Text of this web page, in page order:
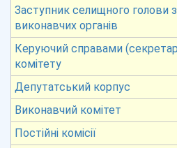
Заступник селищного голови з
виконавчих органів
Керуючий справами
комітету
Депутатський корпус
Виконавчий комітет
Постійні комісії